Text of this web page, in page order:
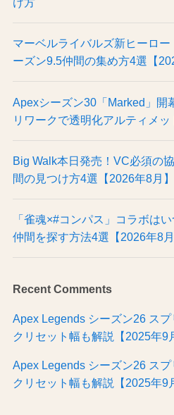
マーベルライバルズ新ヒーロ
ーズン9.5仲間の集め方4選【
Apexシーズン30「Marked」開
リワークで透明化アルティメッ
Big Walk本日発売！VC必須の
間の見つけ方4選【2026年8月】
「雀魂×#コンパス」コラボは
仲間を探す方法4選【2026年8月
Recent Comments
Apex Legends シーズン26 ス
クリセット幅も解説【2025年9
Apex Legends シーズン26 ス
クリセット幅も解説【2025年9